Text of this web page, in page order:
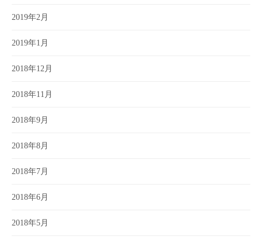
2019年2月
2019年1月
2018年12月
2018年11月
2018年9月
2018年8月
2018年7月
2018年6月
2018年5月